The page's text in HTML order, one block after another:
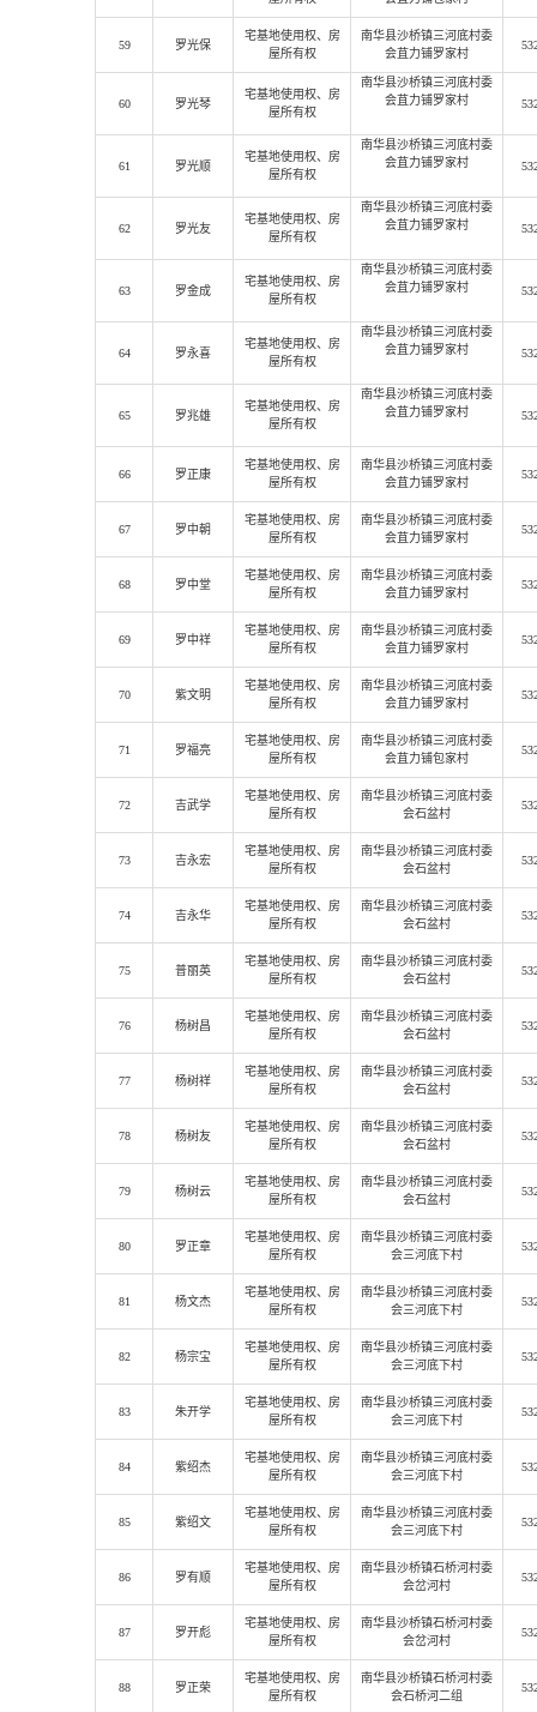
59 罗光保
宅基地使用权、房
屋所有权
南华县沙桥镇三河底村委
会苴力铺罗家村
60 罗光琴
宅基地使用权、房
屋所有权
南华县沙桥镇三河底村委
会苴力铺罗家村
61 罗光顺
宅基地使用权、房
屋所有权
南华县沙桥镇三河底村委
会苴力铺罗家村
62 罗光友
宅基地使用权、房
屋所有权
南华县沙桥镇三河底村委
会苴力铺罗家村
63 罗金成
宅基地使用权、房
屋所有权
南华县沙桥镇三河底村委
会苴力铺罗家村
64 罗永喜
宅基地使用权、房
屋所有权
南华县沙桥镇三河底村委
会苴力铺罗家村
65 罗兆雄
宅基地使用权、房
屋所有权
南华县沙桥镇三河底村委
会苴力铺罗家村
66 罗正康
宅基地使用权、房
屋所有权
南华县沙桥镇三河底村委
会苴力铺罗家村
67 罗中朝
宅基地使用权、房
屋所有权
南华县沙桥镇三河底村委
会苴力铺罗家村
68 罗中堂
宅基地使用权、房
屋所有权
南华县沙桥镇三河底村委
会苴力铺罗家村
69 罗中祥
宅基地使用权、房
屋所有权
南华县沙桥镇三河底村委
会苴力铺罗家村
70 紫文明
宅基地使用权、房
屋所有权
南华县沙桥镇三河底村委
会苴力铺罗家村
71 罗福亮
宅基地使用权、房
屋所有权
南华县沙桥镇三河底村委
会苴力铺包家村
72 吉武学
宅基地使用权、房
屋所有权
南华县沙桥镇三河底村委
会石盆村
73 吉永宏
宅基地使用权、房
屋所有权
南华县沙桥镇三河底村委
会石盆村
74 吉永华
宅基地使用权、房
屋所有权
南华县沙桥镇三河底村委
会石盆村
75 普丽英
宅基地使用权、房
屋所有权
南华县沙桥镇三河底村委
会石盆村
76 杨树昌
宅基地使用权、房
屋所有权
南华县沙桥镇三河底村委
会石盆村
77 杨树祥
宅基地使用权、房
屋所有权
南华县沙桥镇三河底村委
会石盆村
78 杨树友
宅基地使用权、房
屋所有权
南华县沙桥镇三河底村委
会石盆村
79 杨树云
宅基地使用权、房
屋所有权
南华县沙桥镇三河底村委
会石盆村
80 罗正章
宅基地使用权、房
屋所有权
南华县沙桥镇三河底村委
会三河底下村
81 杨文杰
宅基地使用权、房
屋所有权
南华县沙桥镇三河底村委
会三河底下村
82 杨宗宝
宅基地使用权、房
屋所有权
南华县沙桥镇三河底村委
会三河底下村
83 朱开学
宅基地使用权、房
屋所有权
南华县沙桥镇三河底村委
会三河底下村
84 紫绍杰
宅基地使用权、房
屋所有权
南华县沙桥镇三河底村委
会三河底下村
85 紫绍文
宅基地使用权、房
屋所有权
南华县沙桥镇三河底村委
会三河底下村
86 罗有顺
宅基地使用权、房
屋所有权
南华县沙桥镇石桥河村委
会岔河村
87 罗开彪
宅基地使用权、房
屋所有权
南华县沙桥镇石桥河村委
会岔河村
88 罗正荣
宅基地使用权、房
屋所有权
南华县沙桥镇石桥河村委
会石桥河二组